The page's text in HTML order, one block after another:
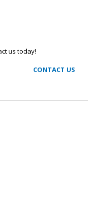
us today!
CONTACT US